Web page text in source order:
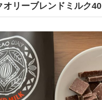
オリーブレンドミルク40